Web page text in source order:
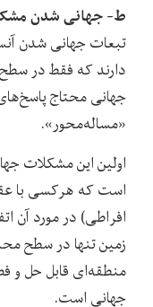
ط- جهانی شدن
تبعات جهانی شدن
دارند که فقط در
جهانی محتاج
«مساله‌محور».
اولین این مشکلات
است که هرکسی با
افراطی) در مورد آن
زمین تنها در سطح
منطقه‌ای قابل حل
جهانی است.